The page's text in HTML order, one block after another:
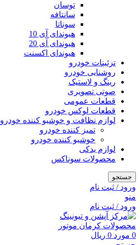
توسان
سانتافه
سوناتا
هیوندای آی 10
هیوندای آی 20
هیوندای اکسنت
تزئینات خودرو
روشنایی خودرو
رینگ و لاستیک
صوتی تصویری
قطعات عمومی
قطعات لوکس خودرو
لوازم نظافت و خوشبو کننده خودرو
تمیز کننده خودرو
خوشبو کننده خودرو
لوازم یدکی
محصولات سوناکس
جستجو
ورود / ثبت نام
منو
ورود / ثبت نام
0 مورد 0 ریال